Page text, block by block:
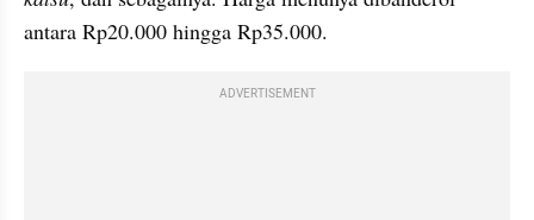
antara Rp20.000 hingga Rp35.000.
ADVERTISEMENT